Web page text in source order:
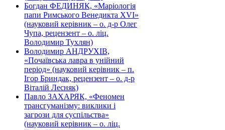
Богдан ФЕДИНЯК, «Маріологія
папи Римського Венедикта XVI»
(науковий керівник – о. д-р Олег
Чупа, рецензент – о. ліц.
Володимир Тухлян)
Володимир АНДРУХІВ,
«Почаївська лавра в унійний
період» (науковий керівник – п.
Ігор Бриндак, рецензент – о. д-р
Віталій Лесняк)
Павло ЗАХАРЯК, «Феномен
трансгуманізму: виклики і
загрози для суспільства»
(науковий керівник – о. ліц.